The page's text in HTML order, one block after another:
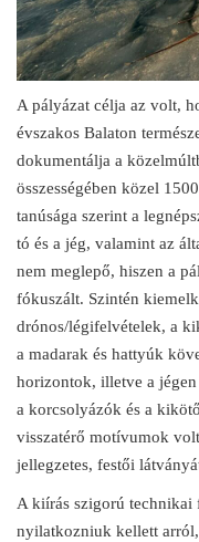
A pályázat célja az volt,
évszakos Balaton
dokumentálja a
összességében közel
tanúsága szerint a
tó és a jég, valamint az
nem meglepő, hiszen a
fókuszált. Szintén
drónos/légifelvételek, a
a madarak és hattyúk
horizontok, illetve a
a korcsolyázók és a
visszatérő motívumok
jellegzetes, festői
A kiírás szigorú technikai
nyilatkozniuk kellett